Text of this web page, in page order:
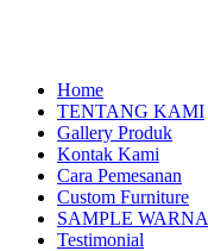
Home
TENTANG KAMI
Gallery Produk
Kontak Kami
Cara Pemesanan
Custom Furniture
SAMPLE WARNA
Testimonial